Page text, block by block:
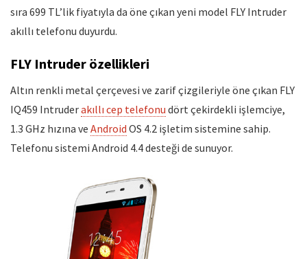
sıra 699 TL’lik fiyatıyla da öne çıkan yeni model FLY Intruder
akıllı telefonu duyurdu.
FLY Intruder özellikleri
Altın renkli metal çerçevesi ve zarif çizgileriyle öne çıkan FLY
IQ459 Intruderakıllı cep telefonu dört çekirdekli işlemciye,
1.3 GHz hızına ve Android OS 4.2 işletim sistemine sahip.
Telefonu sistemi Android 4.4 desteği de sunuyor.